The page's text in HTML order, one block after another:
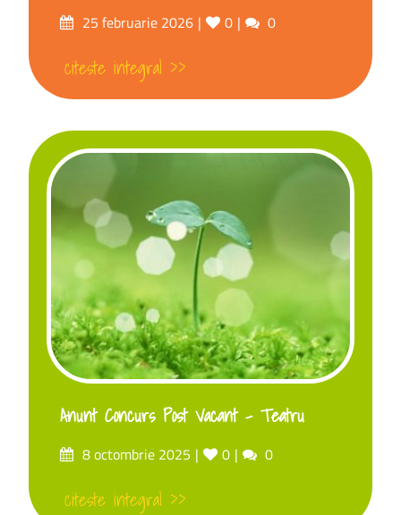
25 februarie 2026 0 0
citeste integral >>
Anunt Concurs Post Vacant – Teatru
8 octombrie 2025 0 0
citeste integral >>